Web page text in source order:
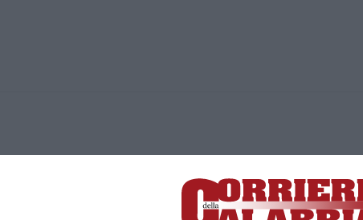
mare 6/G, S.Eufemia, Lamezia Terme (CZ)
Terme 5/2011 - Direttore responsabile Paola Militano |Privacy